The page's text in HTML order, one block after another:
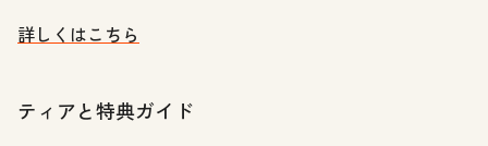
詳しくはこちら
ティアと特典ガイド